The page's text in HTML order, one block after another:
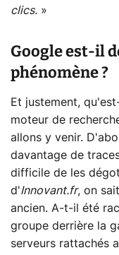
clics. »
Google est-il
phénomène ?
Et justement,
moteur de
allons y venir.
davantage de
difficile de les
d'Innovant.fr, on
ancien. A-t-il été
groupe derrière la
serveurs rattachés